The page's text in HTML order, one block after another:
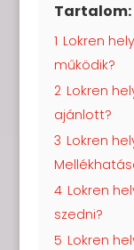
Tartalom:
1 Lokren
működik?
2 Lokren
ajánlott?
3 Lokren
4 Lokren
szedni?
5 Lokren